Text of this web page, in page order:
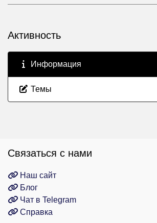
Активность
Информация
Темы
Связаться с нами
Наш сайт
Блог
Чат в Telegram
Справка